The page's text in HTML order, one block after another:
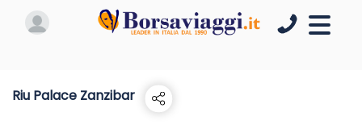
Riu Palace Zanzibar